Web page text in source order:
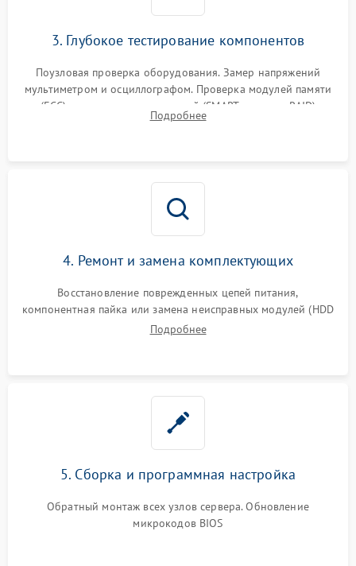
3. Глубокое тестирование компонентов
Поузловая проверка оборудования. Замер напряжений
мультиметром и осциллографом. Проверка модулей памяти
(ECC) и состояния накопителей (SMART, массивы RAID)
специализированными диагностическими утилитами.
Подробнее
4. Ремонт и замена комплектующих
Восстановление поврежденных цепей питания,
компонентная пайка или замена неисправных модулей (HDD
Подробнее
5. Сборка и программная настройка
Обратный монтаж всех узлов сервера. Обновление
микрокодов BIOS